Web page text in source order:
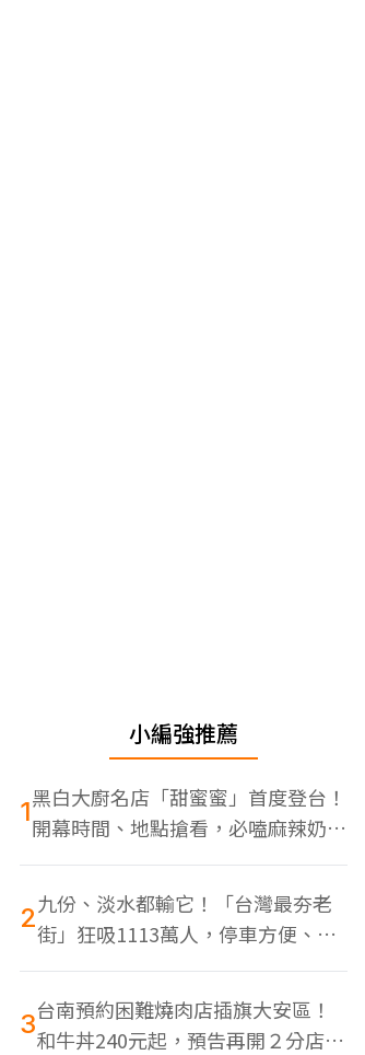
小編強推薦
1黑白大廚名店「甜蜜蜜」首度登台！
開幕時間、地點搶看，必嗑麻辣奶油
蝦
2九份、淡水都輸它！「台灣最夯老
街」狂吸1113萬人，停車方便、特
色美食多
3台南預約困難燒肉店插旗大安區！
和牛丼240元起，預告再開２分店、